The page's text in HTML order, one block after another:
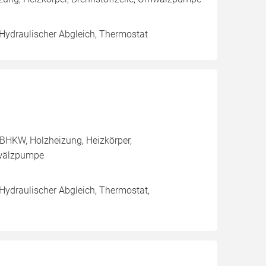
Abgleich, Thermostat
Holzheizung, Heizkörper,
Abgleich, Thermostat,